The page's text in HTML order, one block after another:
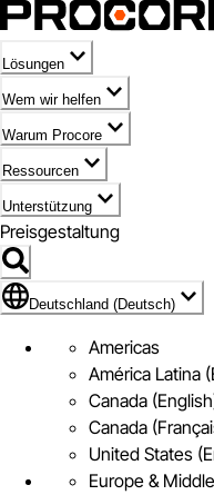
Lösungen
Wem wir helfen
Warum Procore
Ressourcen
Unterstützung
Preisgestaltung
Markieren des Symbols für
Deutschland (Deutsch)
Americas
América Latina
Canada
Canada
United States
Europe &